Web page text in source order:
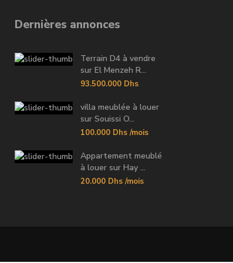
Dernières annonces
Terrain D4 à vendre
sur El Menzeh R...
93.500.000 Dhs
villa meublée à louer
sur Souissi O...
100.000 Dhs /mois
Appartement meublé
à louer sur Hay ...
20.000 Dhs /mois